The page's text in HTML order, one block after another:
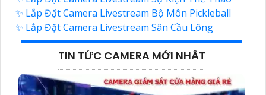
✨ Lắp Đặt Camera Livestream Bộ Môn Pickleball
✨ Lắp Đặt Camera Livestream Sân Cầu Lông
TIN TỨC CAMERA MỚI NHẤT